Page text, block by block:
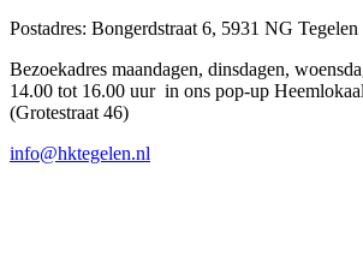
Postadres: Bongerdstraat 6, 5931 NG Tegelen
Bezoekadres maandagen, dinsdagen,
14.00 tot 16.00 uur in ons pop-up
(Grotestraat 46)
info@hktegelen.nl